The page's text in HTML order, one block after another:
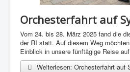
Orchesterfahrt auf
Vom 24. bis 28. März 2025 fand die
der RI statt. Auf diesem Weg
Einblick in unsere fünftägige Reise
Weiterlesen: Orchesterfahrt auf